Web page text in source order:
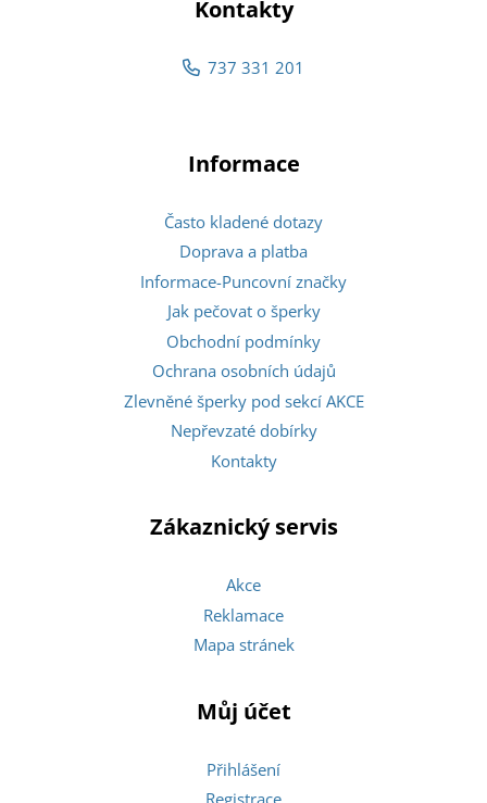
Kontakty
737 331 201
Informace
Často kladené dotazy
Doprava a platba
Informace-Puncovní značky
Jak pečovat o šperky
Obchodní podmínky
Ochrana osobních údajů
Zlevněné šperky pod sekcí AKCE
Nepřevzaté dobírky
Kontakty
Zákaznický servis
Akce
Reklamace
Mapa stránek
Můj účet
Přihlášení